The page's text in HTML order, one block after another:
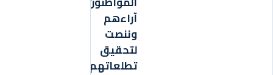
آراءهم
وننصت
لتحقيق
تطلعاتهم